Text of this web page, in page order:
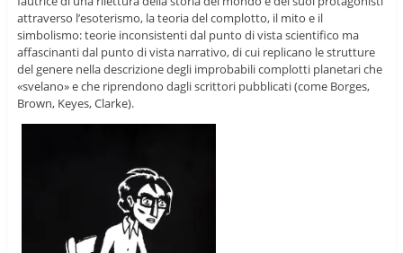
attraverso l’esoterismo, la teoria del complotto, il mito e il
simbolismo: teorie inconsistenti dal punto di vista scientifico ma
affascinanti dal punto di vista narrativo, di cui replicano le strutture
del genere nella descrizione degli improbabili complotti planetari che
«svelano» e che riprendono dagli scrittori pubblicati (come Borges,
Brown, Keyes, Clarke).